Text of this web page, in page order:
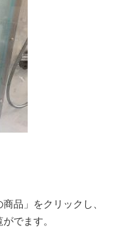
品」をクリックし、
でます。